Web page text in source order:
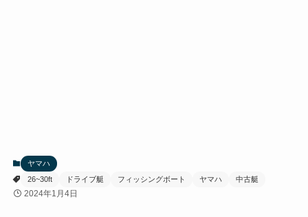
ヤマハ
26~30ft
ドライブ艇 フィッシングボート ヤマハ 中古艇
2024年1月4日